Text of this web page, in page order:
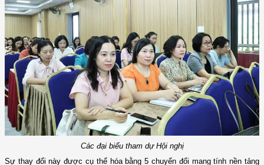
Các đại biểu tham dự Hội nghị
Sự thay đổi này được cụ thể hóa bằng 5 chuyển đổi mang tính nền tảng